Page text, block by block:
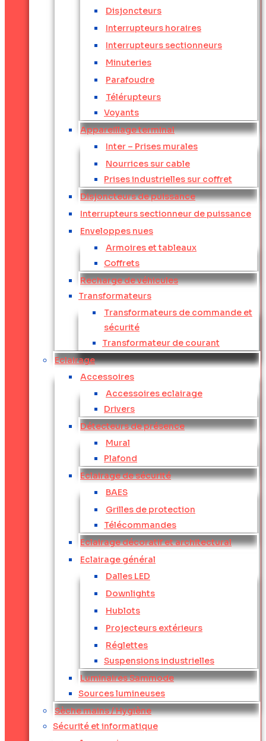
Disjoncteurs
Interrupteurs horaires
Interrupteurs sectionneurs
Minuteries
Parafoudre
Télérupteurs
Voyants
Appareillage terminal
Inter – Prises murales
Nourrices sur cable
Prises industrielles sur coffret
Disjoncteurs de puissance
Interrupteurs sectionneur de puissance
Enveloppes nues
Armoires et tableaux
Coffrets
Recharge de véhicules
Transformateurs
Transformateurs de commande et
sécurité
Transformateur de courant
Eclairage
Accessoires
Accessoires eclairage
Drivers
Détecteurs de présence
Mural
Plafond
Eclairage de sécurité
BAES
Grilles de protection
Télécommandes
Eclairage décoratif et architectural
Eclairage général
Dalles LED
Downlights
Hublots
Projecteurs extérieurs
Réglettes
Suspensions industrielles
Luminaires Sammode
Sources lumineuses
Sèche mains / Hygiène
Sécurité et informatique